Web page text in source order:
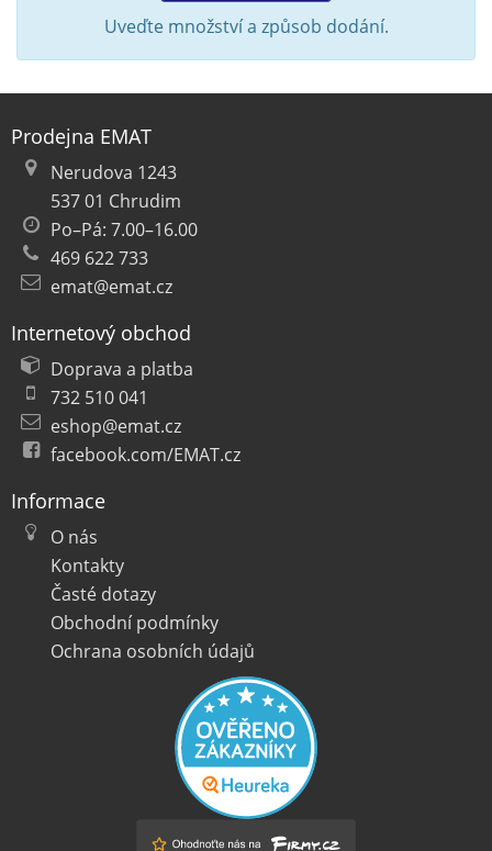
Uveďte množství a způsob dodání.
Prodejna EMAT
Nerudova 1243
537 01 Chrudim
Po–Pá: 7.00–16.00
469 622 733
emat@emat.cz
Internetový obchod
Doprava a platba
732 510 041
eshop@emat.cz
facebook.com/EMAT.cz
Informace
O nás
Kontakty
Časté dotazy
Obchodní podmínky
Ochrana osobních údajů